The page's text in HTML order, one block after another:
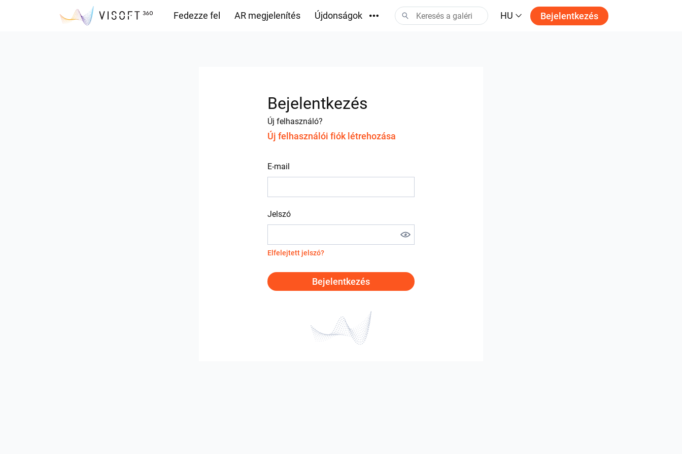
Fedezze fel AR megjelenítés Újdonságok HU Bejelentkezés
Bejelentkezés
Új felhasználó?
Új felhasználói fiók létrehozása
E-mail
Jelszó
Elfelejtett jelszó?
Bejelentkezés